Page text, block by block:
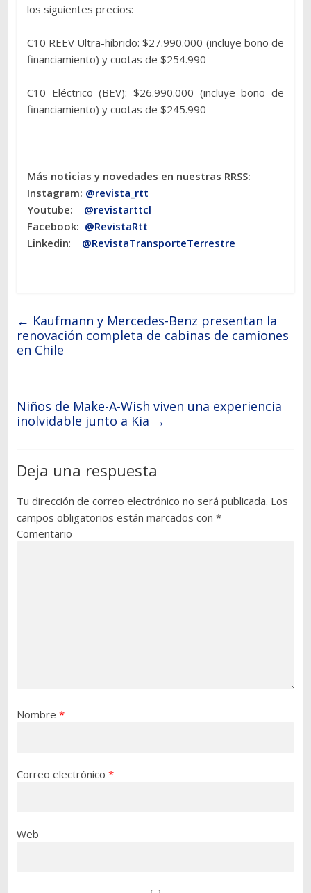
los siguientes precios:
C10 REEV Ultra-híbrido: $27.990.000 (incluye bono de
financiamiento) y cuotas de $254.990
C10 Eléctrico (BEV): $26.990.000 (incluye bono de
financiamiento) y cuotas de $245.990
Más noticias y novedades en nuestras RRSS:
Instagram: @revista_rtt
Youtube: @revistarttcl
Facebook: @RevistaRtt
Linkedin: @RevistaTransporteTerrestre
← Kaufmann y Mercedes-Benz presentan la
renovación completa de cabinas de camiones
en Chile
Niños de Make-A-Wish viven una experiencia
inolvidable junto a Kia →
Deja una respuesta
Tu dirección de correo electrónico no será publicada. Los
campos obligatorios están marcados con *
Comentario
Nombre *
Correo electrónico *
Web